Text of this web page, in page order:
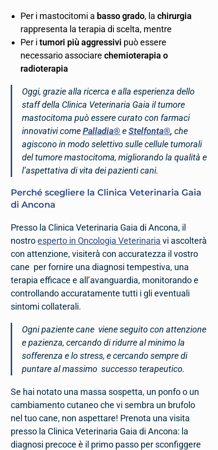
Per i mastocitomi a basso grado, lachirurgia
rappresenta la terapia di scelta, mentre
Per itumori più aggressivi può essere
necessario associarechemioterapia o
radioterapia
Oggi, grazie alla ricerca e alla esperienza dello
staff della Clinica Veterinaria Gaia il tumore
mastocitoma può essere curato con farmaci
innovativi come Palladia® eStelfonta®, che
agiscono in modo selettivo sulle cellule tumorali
del tumore mastocitoma, migliorando la qualità e
l’aspettativa di vita dei pazienti cani.
Perché scegliere la Clinica Veterinaria Gaia
di Ancona
Presso la Clinica Veterinaria Gaia di Ancona, il
nostroesperto in Oncologia Veterinaria vi ascolterà
con attenzione, visiterà con accuratezza il vostro
cane per fornire una diagnosi tempestiva, una
terapia efficace e all’avanguardia, monitorando e
controllando accuratamente tutti i gli eventuali
sintomi collaterali.
Ogni paziente cane viene seguito con attenzione
e pazienza, cercando di ridurre al minimo la
sofferenza e lo stress, e cercando sempre di
puntare al massimo successo terapeutico.
Se hai notato una massa sospetta, un ponfo o un
cambiamento cutaneo che vi sembra un brufolo
nel tuo cane, non aspettare! Prenota una visita
presso la Clinica Veterinaria Gaia di Ancona: la
diagnosi precoce è il primo passo per sconfiggere